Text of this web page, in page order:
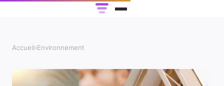
Accueil›Environnement